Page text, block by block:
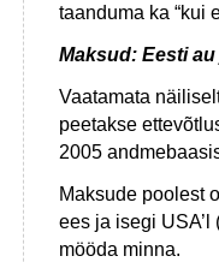
taanduma ka “kui
Maksud: Eesti
Vaatamata
peetakse
2005
Maksude poolest
ees ja isegi
mööda minna.